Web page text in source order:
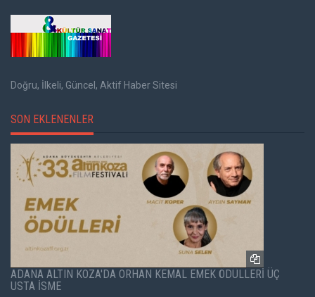
Doğru, İlkeli, Güncel, Aktif Haber Sitesi
SON EKLENENLER
ADANA ALTIN KOZA'DA ORHAN KEMAL EMEK ÖDÜLLERİ ÜÇ
USTA İSME